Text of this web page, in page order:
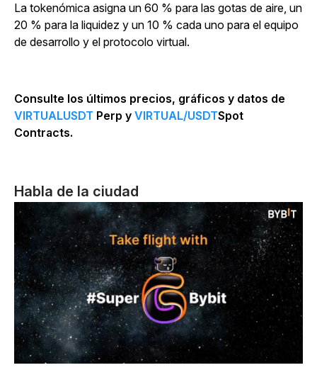
La tokenómica asigna un 60 % para las gotas de aire, un
20 % para la liquidez y un 10 % cada uno para el equipo
de desarrollo y el protocolo virtual.
Consulte los últimos precios, gráficos y datos de
VIRTUALUSDT Perp y VIRTUAL/USDTSpot
Contracts.
Habla de la ciudad